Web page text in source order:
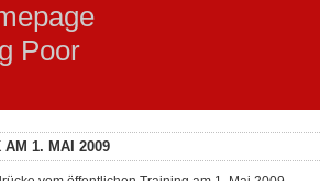
AM 1. MAI 2009